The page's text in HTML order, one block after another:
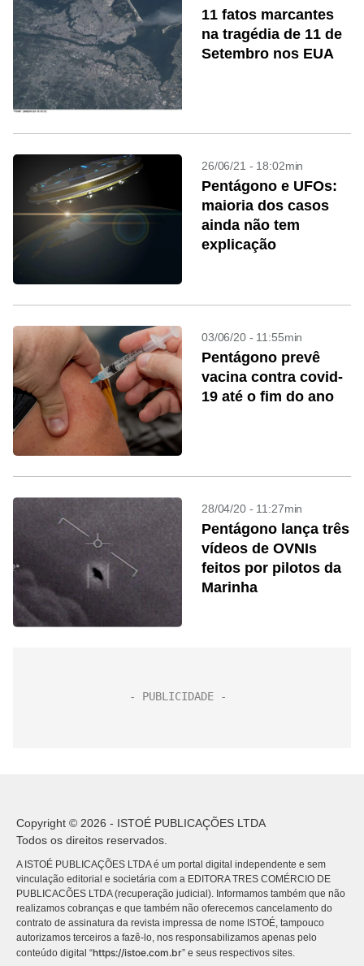
11 fatos marcantes
na tragédia de 11 de
Setembro nos EUA
26/06/21 - 18:02min
Pentágono e UFOs:
maioria dos casos
ainda não tem
explicação
03/06/20 - 11:55min
Pentágono prevê
vacina contra covid-
19 até o fim do ano
28/04/20 - 11:27min
Pentágono lança três
vídeos de OVNIs
feitos por pilotos da
Marinha
Copyright © 2026 - ISTOÉ PUBLICAÇÕES LTDA
Todos os direitos reservados.
A ISTOÉ PUBLICAÇÕES LTDA é um portal digital independente e sem
vinculação editorial e societária com a EDITORA TRES COMÉRCIO DE
PUBLICACÕES LTDA (recuperação judicial). Informamos também que não
realizamos cobranças e que também não oferecemos cancelamento do
contrato de assinatura da revista impressa de nome ISTOÉ, tampouco
autorizamos terceiros a fazê-lo, nos responsabilizamos apenas pelo
conteúdo digital “https://istoe.com.br” e seus respectivos sites.